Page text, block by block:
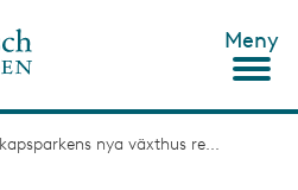
Meny
nya växthus re...